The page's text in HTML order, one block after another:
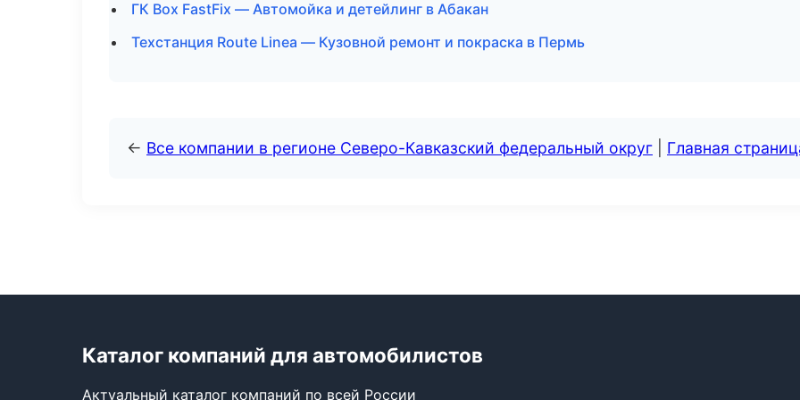
ГК Box FastFix — Автомойка и детейлинг в Абакан
Техстанция Route Linea — Кузовной ремонт и покраска в Пермь
← Все компании в регионе Северо-Кавказский федеральный округ Главная
Каталог компаний для автомобилистов
Актуальный каталог компаний по всей России